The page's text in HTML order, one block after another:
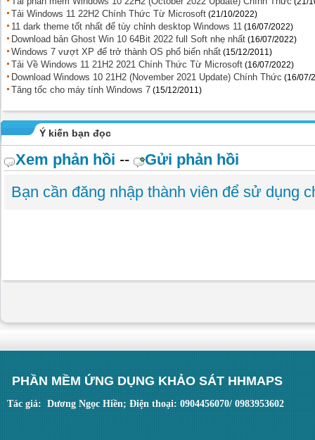
Tải Windows 11 22H2 Chính Thức Từ Microsoft (21/10/2022)
11 dark theme tốt nhất để tùy chỉnh desktop Windows 11 (16/07/2022)
Download bản Ghost Win 10 64Bit 2022 full Soft nhẹ nhất (16/07/2022)
Windows 7 vượt XP để trở thành OS phổ biến nhất (15/12/2011)
Tải Về Windows 11 21H2 2021 Chính Thức Từ Microsoft (16/07/2022)
Download Windows 10 21H2 (November 2021 Update) Chính Thức (16/07/
Tăng tốc cho máy tính Windows 7 (15/12/2011)
Ý kiến bạn đọc
Xem phản hồi --
Gửi phản hồi
Bạn cần đăng nhập thành viên để sử dụng
PHẦN MỀM ỨNG DỤNG KHẢO SÁT HHMAPS
Tác giả: Dương Ngọc Hiền; Điện thoại: 0904456070/ 0983953602